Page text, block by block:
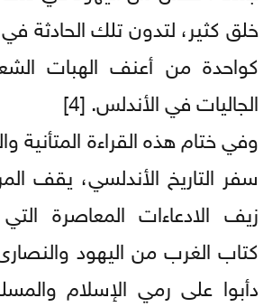
خلق كثير، لتدون تلك الحادثة
كواحدة من أعنف الهبات
الجاليات في الأندلس. [4]
وفي ختام هذه القراءة
سفر التاريخ الأندلسي، يقف
زيف الادعاءات المعاصرة
كتاب الغرب من اليهود
دأبوا على رمي الإسلام